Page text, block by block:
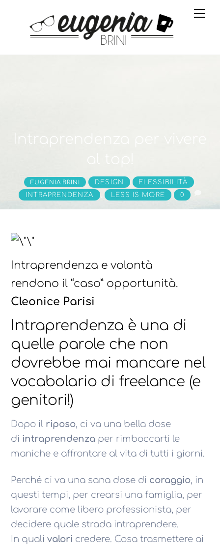
content
Intraprendenza per vivere
EUGENIA BRINI DESIGN FLESSIBILITÀ
INTRAPRENDENZA , LESS IS MORE 0
Intraprendenza e volontà
rendono il “caso” opportunità.
Cleonice Parisi
Intraprendenza è una di
quelle parole che non
dovrebbe mai mancare nel
vocabolario di freelance (e
genitori!)
Dopo il riposo, ci va una bella dose
di intraprendenza per rimboccarti le
maniche e affrontare al vita di tutti i giorni.
Perché ci va una sana dose di coraggio, in
questi tempi, per crearsi una famiglia, per
lavorare come libero professionista, per
decidere quale strada intraprendere.
In qualivalori credere. Cosa trasmettere ai